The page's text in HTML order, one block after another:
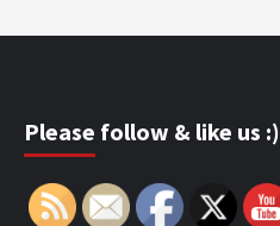
Please follow & like us :)